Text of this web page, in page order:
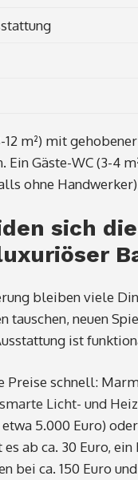
m²) mit
Ein Gäste-WC (3-4
ohne
sich
bleiben viele
tauschen, neuen
ist
Preise schnell:
smarte Licht- und
5.000 Euro)
ab ca. 30 Euro,
bei ca. 150 Euro